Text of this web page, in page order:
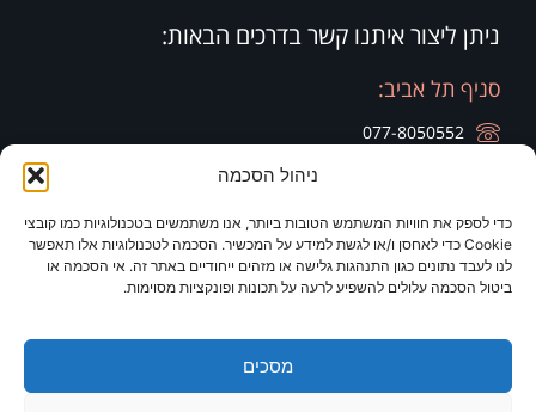
ניהול הסכמה
כדי לספק את חוויות המשתמש הטובות ביותר, אנו משתמשים בטכנולוגיות כמו קובצי
Cookie כדי לאחסן ו/או לגשת למידע על המכשיר. הסכמה לטכנולוגיות אלו תאפשר
לנו לעבד נתונים כגון התנהגות גלישה או מזהים ייחודיים באתר זה. אי הסכמה או
ביטול הסכמה עלולים להשפיע לרעה על תכונות ופונקציות מסוימות.
מסכים
ניתן ליצור איתנו קשר בדרכים הבאות:
סניף תל אביב:
077-8050552
סניף זיכרון יעקב:
077-8050420
סניף ירושלים:
077-8050420